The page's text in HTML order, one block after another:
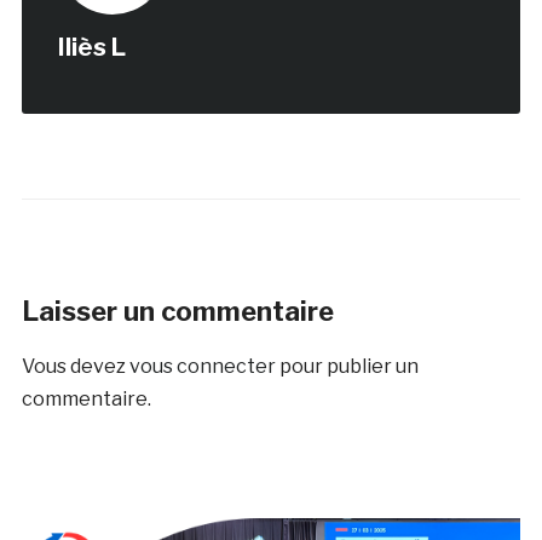
Iliès L
Laisser un commentaire
Vous devezvous connecterpour publier un
commentaire.